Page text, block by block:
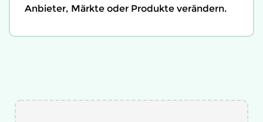
Anbieter, Märkte oder Produkte verändern.